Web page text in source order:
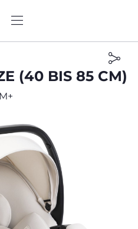
(40 BIS 85 CM)